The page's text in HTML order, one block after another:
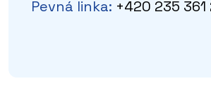
Pevná linka: +420 235 361